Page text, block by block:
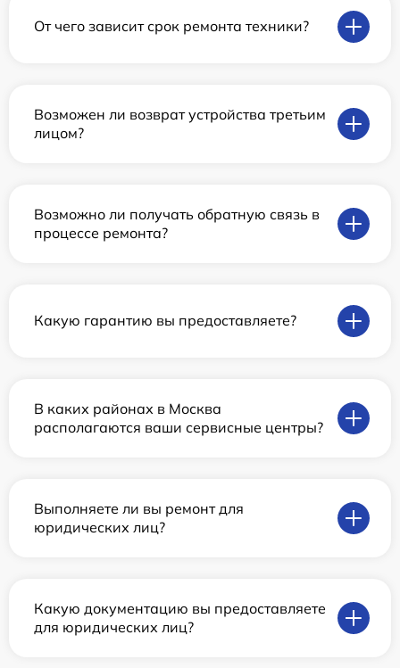
От чего зависит срок ремонта техники?
Возможен ли возврат устройства третьим
лицом?
Возможно ли получать обратную связь в
процессе ремонта?
Какую гарантию вы предоставляете?
В каких районах в Москва
располагаются ваши сервисные центры?
Выполняете ли вы ремонт для
юридических лиц?
Какую документацию вы предоставляете
для юридических лиц?